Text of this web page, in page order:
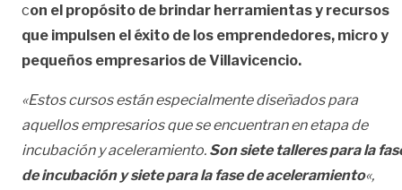
con el propósito de brindar herramientas y recursos
que impulsen el éxito de los emprendedores, micro y
pequeños empresarios de Villavicencio.
«Estos cursos están especialmente diseñados para
aquellos empresarios que se encuentran en etapa de
incubación y aceleramiento. Son siete talleres para la
de incubación y siete para la fase de aceleramiento«,